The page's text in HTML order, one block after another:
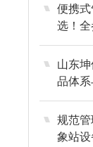
便携
选！
测推
山东
品体
规范
象站